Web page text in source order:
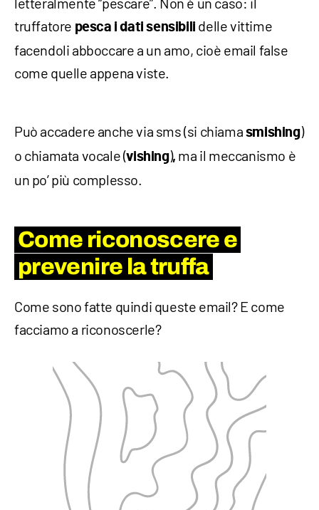
truffatore pesca i dati sensibili delle vittime
facendoli abboccare a un amo, cioè email false
come quelle appena viste.
Può accadere anche via sms (si chiama smishing)
o chiamata vocale (vishing), ma il meccanismo è
un po’ più complesso.
Come riconoscere e
prevenire la truffa
Come sono fatte quindi queste email? E come
facciamo a riconoscerle?